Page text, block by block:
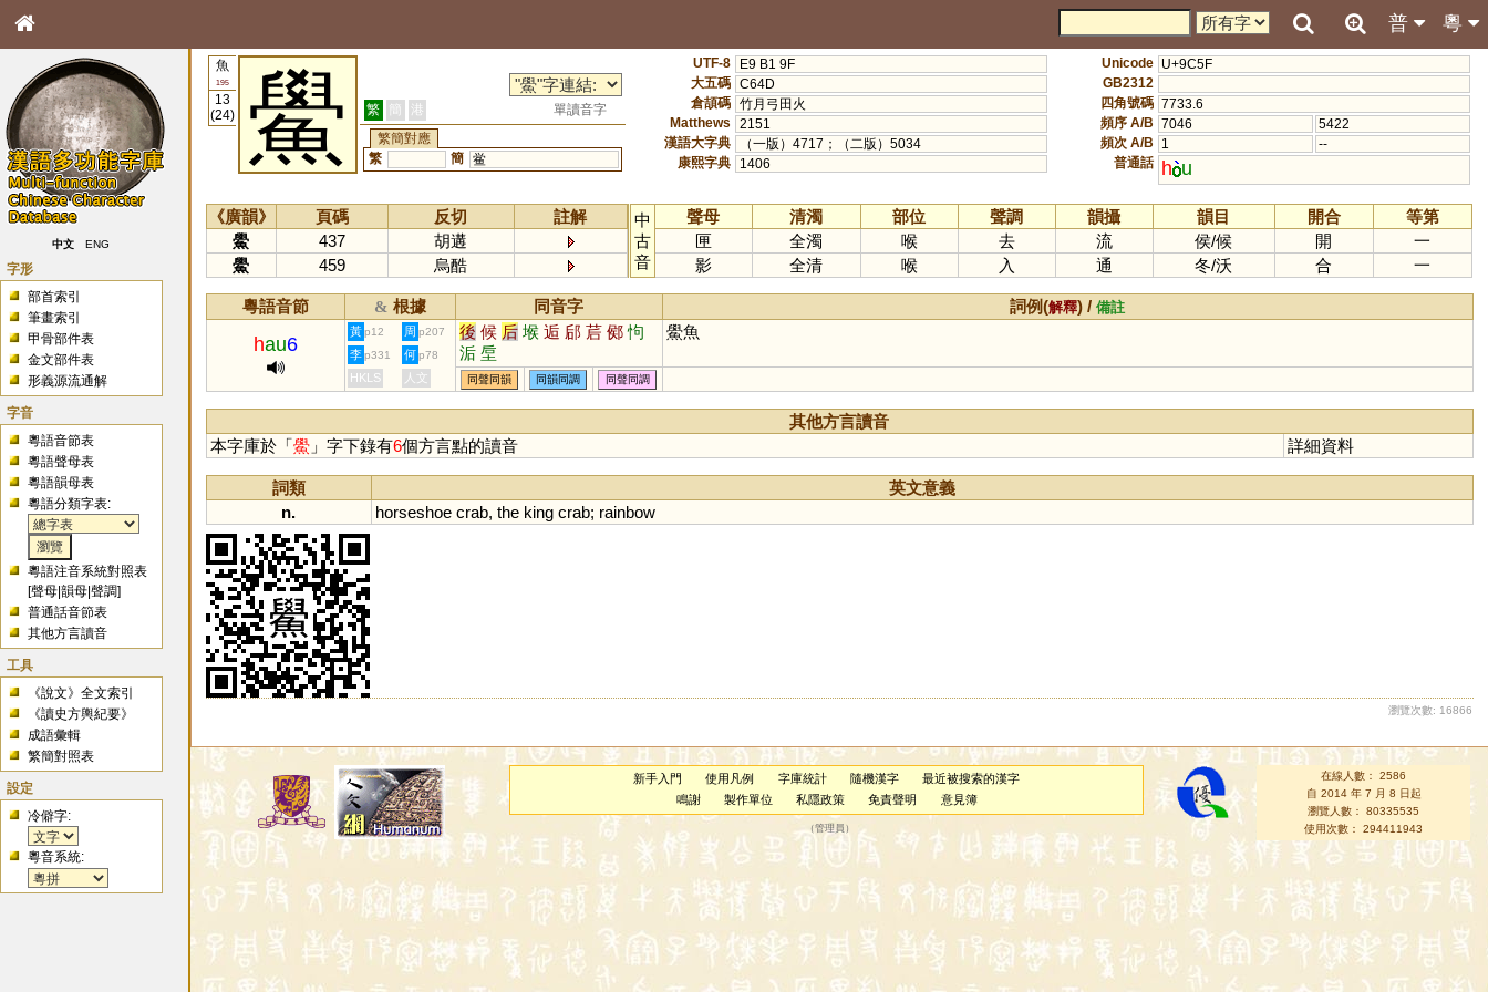
粵
普
中文 ENG
字形
部首索引
筆畫索引
甲骨部件表
金文部件表
形義源流通解
字音
粵語音節表
粵語聲母表
粵語韻母表
粵語分類字表:
粵語注音系統對照表
[聲母 |韻母 |聲調]
普通話音節表
其他方言讀音
工具
《說文》全文索引
《讀史方輿紀要》
成語彙輯
繁簡對照表
設定
冷僻字:
粵音系統:
魚
195
13
(24)
鱟 繁 簡 港
單讀音字
繁簡對應
繁
簡 鲎
UTF-8
E9 B1 9F
大五碼 C64D
倉頡碼 竹月弓田火
Matthews
2151
漢語大字典
（一版）4717；（二版）5034
康熙字典
1406
Unicode U+9C5F
GB2312
四角號碼 7733.6
頻序 A/B 7046
5422
頻次 A/B
1
--
普通話 h u
《廣韻》 頁碼 反切
註解
鱟
437
胡遘
鱟
459 烏酷
中
古
音
聲母 清濁 部位 聲調 韻攝 韻目 開合
等第
匣
全濁 喉 去 流 侯/候 開
一
影
全清 喉 入 通 冬/沃 合 一
粵語音節 & 根據 同音字 詞例(解釋) /備註
hau6
黃 p12 周 p207 後 候 后 堠 逅 郈 茩 鄇 怐
洉 垕
鱟魚
李 p331 何 p78
HKLS 人文 同聲同韻 同韻同調 同聲同調
其他方言讀音
本字庫於「鱟」字下錄有6個方言點的讀音 詳細資料
詞類
英文意義
n.
horseshoe crab, the king crab; rainbow
瀏覽次數: 16866
新手入門 使用凡例 字庫統計 隨機漢字
最近被搜索的漢字
鳴謝
製作單位 私隱政策 免責聲明 意見簿
（管理員 ）
在線人數： 2586
自 2014 年 7 月 8 日起
瀏覽人數： 80335535
使用次數： 294411943